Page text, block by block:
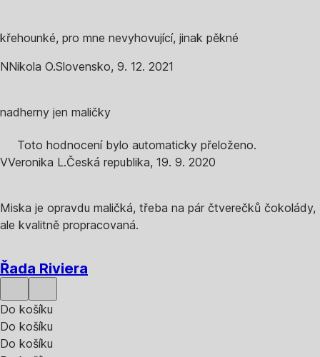
křehounké, pro mne nevyhovující, jinak pěkné
NNikola O.Slovensko, 9. 12. 2021
nadherny jen maličky
Toto hodnocení bylo automaticky přeloženo.
VVeronika L.Česká republika, 19. 9. 2020
Miska je opravdu maličká, třeba na pár čtverečků čokolády,
ale kvalitně propracovaná.
Řada Riviera
Do košíku
Do košíku
Do košíku